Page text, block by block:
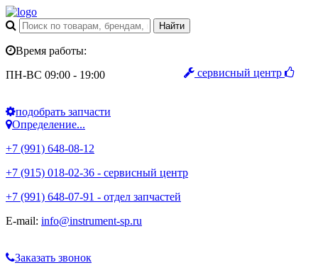
сервисный центр
Время работы:
ПН-ВС 09:00 - 19:00
подобрать запчасти
Определение...
+7 (991) 648-08-12
+7 (915) 018-02-36 - сервисный центр
+7 (991) 648-07-91 - отдел запчастей
E-mail: info@instrument-sp.ru
Заказать звонок